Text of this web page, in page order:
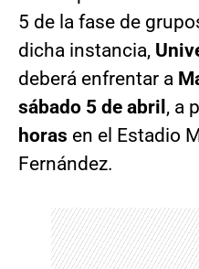
5 de la fase de
dicha instancia,
deberá enfrentar a
sábado 5 de abril , a
horas en el Estadio
Fernández.